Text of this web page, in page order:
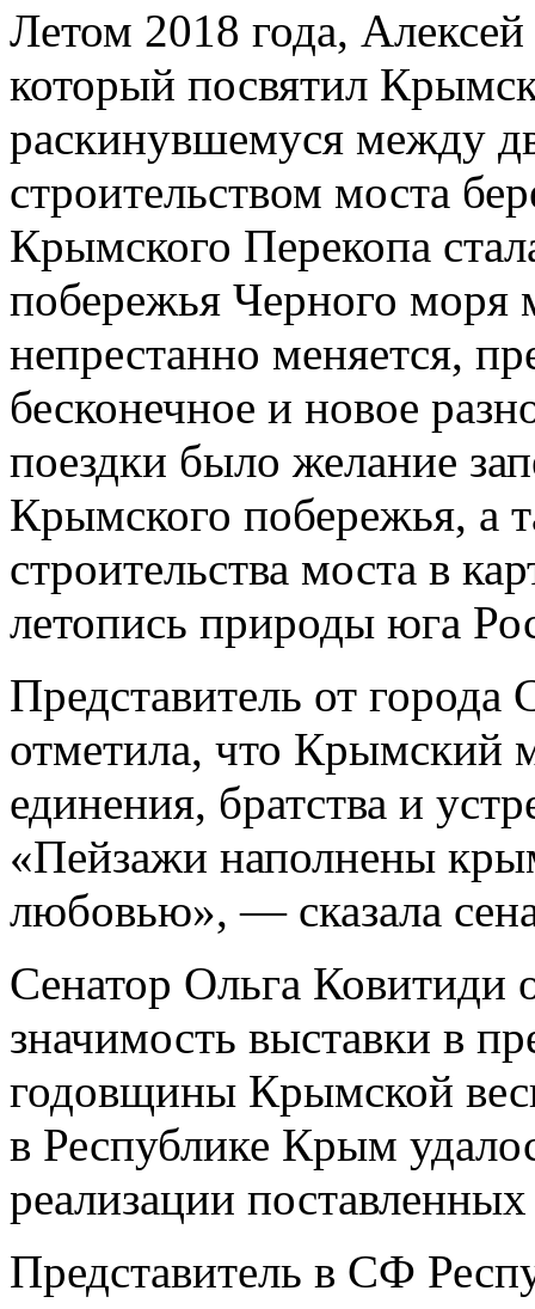
Летом 2018 года, Алексей
который посвятил
раскинувшемуся между
строительством моста
Крымского Перекопа
побережья Черного моря
непрестанно меняется,
бесконечное и новое
поездки было желание
Крымского побережья, а
строительства моста в
летопись природы юга
Представитель от
отметила, что Крымский
единения, братства и
«Пейзажи наполнены
любовью», — сказала
Сенатор Ольга Ковитиди
значимость выставки в
годовщины Крымской
в Республике Крым
реализации
Представитель в СФ